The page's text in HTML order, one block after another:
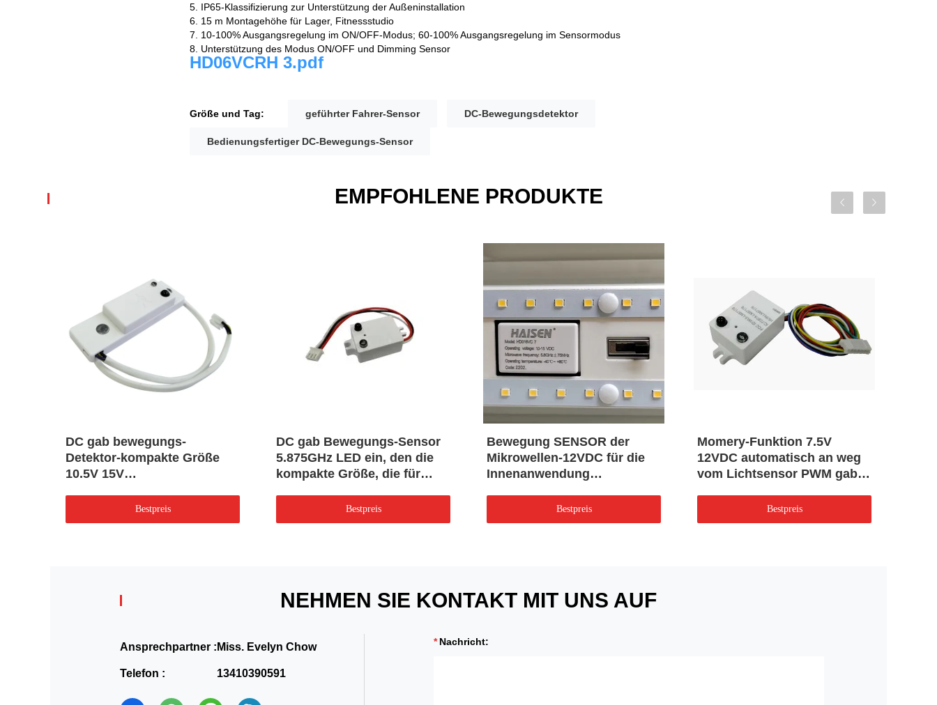
5. IP65-Klassifizierung zur Unterstützung der Außeninstallation
6. 15 m Montagehöhe für Lager, Fitnessstudio
7. 10-100% Ausgangsregelung im ON/OFF-Modus; 60-100% Ausgangsregelung im Sensormodus
8. Unterstützung des Modus ON/OFF und Dimming Sensor
HD06VCRH 3.pdf
Größe und Tag: geführter Fahrer-Sensor DC-Bewegungsdetektor
Bedienungsfertiger DC-Bewegungs-Sensor
EMPFOHLENE PRODUKTE
DC gab bewegungs-
Detektor-kompakte Größe
10.5V 15V
Bestpreis
DC gab Bewegungs-Sensor
5.875GHz LED ein, den die
kompakte Größe, die für
Bestpreis
Bewegung SENSOR der
Mikrowellen-12VDC für die
Innenanwendung
Bestpreis
Momery-Funktion 7.5V
12VDC automatisch an weg
vom Lichtsensor PWM gab
Bestpreis
NEHMEN SIE KONTAKT MIT UNS AUF
Ansprechpartner : Miss. Evelyn Chow
Telefon : 13410390591
Nachricht: